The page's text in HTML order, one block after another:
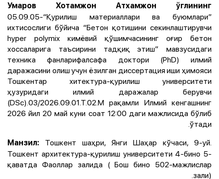
Умаров Хотамжон Aтхамжон ўглининг
05.09.05-“Қурилиш материаллари ва буюмлари”
ихтисослиги бўйича “Бетон қотишини секинлаштирувчи
hyper polymix кимёвий қўшимчасининг оғир бетон
хоссаларига таъсирини тадқиқ этиш” мавзусидаги
техника фанларифалсафа доктори (PhD) илмий
даражасини олиш учун ёзилган диссертация иши ҳимояси
Тошкентар хитектура-қурилиш университети
ҳузуридаги илмий даражалар берувчи
(DSc).03/2026.09.01.Т.02.М рақамли Илмий кенгашнинг
2026 йил 20 май куни соат 12:00 даги мажлисида бўлиб
ўтади.
Манзил: Тошкент шаҳри, Янги Шаҳар кўчаси, 9-уй.
Тошкент архитектура-қурилиш университети 4-бино 5-
қаватда Фаоллар залида ( Бош бино 502-мажлислар
зали).